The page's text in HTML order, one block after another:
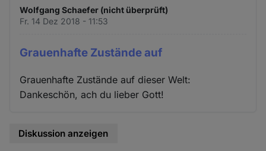
Wolfgang Schaefer (nicht überprüft)
Fr. 14 Dez 2018 - 11:53
Grauenhafte Zustände auf
Grauenhafte Zustände auf dieser Welt:
Dankeschön, ach du lieber Gott!
Diskussion anzeigen